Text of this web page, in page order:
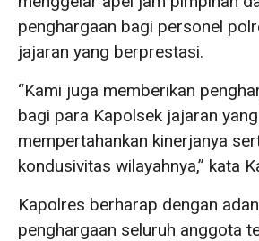
penghargaan bagi personel
jajaran yang berprestasi.
“Kami juga memberikan
bagi para Kapolsek jajaran
mempertahankan kinerjanya
kondusivitas wilayahnya,” kata
Kapolres berharap dengan
penghargaan seluruh anggota